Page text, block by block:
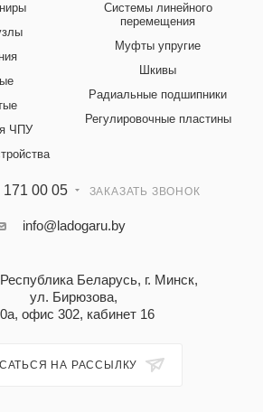
ЧПУ
Системы линейного
перемещения
Муфты упругие
Шкивы
Радиальные подшипники
Регулировочные пластины
171 00 05 ЗАКАЗАТЬ ЗВОНОК
info@ladogaru.by
Беларусь, г. Минск,
ул. Бирюзова,
офис 302, кабинет 16
НА РАССЫЛКУ